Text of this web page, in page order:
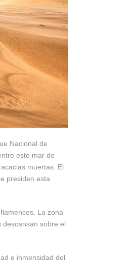
Nacional de
este mar de
muertas. El
presiden esta
La zona
descansan sobre el
e inmensidad del